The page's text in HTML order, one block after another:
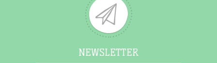
NEWSLETTER